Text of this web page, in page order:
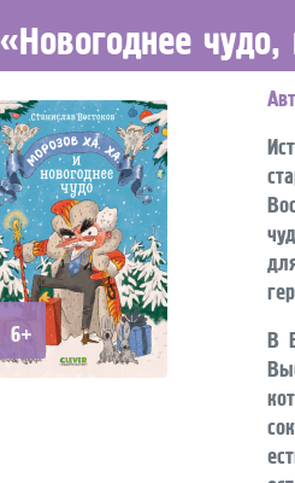
«Новогоднее
6+
В